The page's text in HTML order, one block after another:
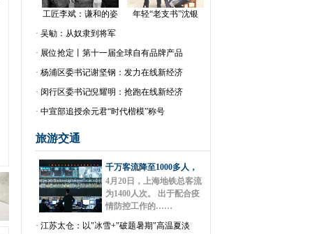
工匠李斌：谦和的姿
年轻“老支书”沈银
· 吴勄：从奴隶到将军
· 展位抢定丨第十一届全球自有品牌产品
· 杨浦区委书记谢坚钢：发力在线新经济
· 闵行区委书记倪耀明：抢跑在线新经济
· 中宣部追授余元君“时代楷模”称号
旅游交通
千万客流降至1000多人，
4月20日，上海地铁总客流
为1400人次。 出于配合疫
情防控工作的……
· 江苏太仓：以"冰雪+"破题暑期"高温夏淡